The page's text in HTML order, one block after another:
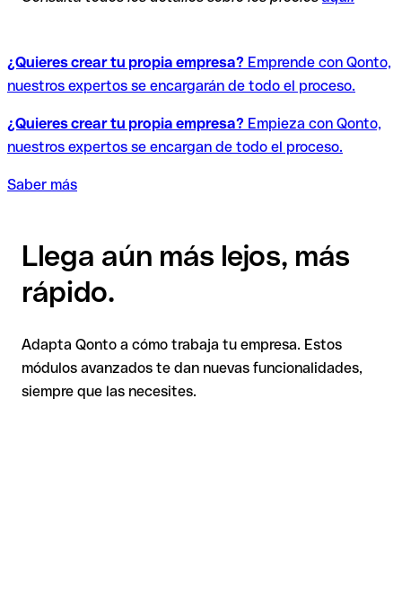
¿Quieres crear tu propia empresa? Emprende con Qonto,
nuestros expertos se encargarán de todo el proceso.
¿Quieres crear tu propia empresa? Empieza con Qonto,
nuestros expertos se encargan de todo el proceso.
Saber más
Llega aún más lejos, más
rápido.
Adapta Qonto a cómo trabaja tu empresa. Estos
módulos avanzados te dan nuevas funcionalidades,
siempre que las necesites.